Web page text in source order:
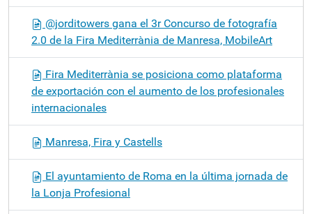
@jorditowers gana el 3r Concurso de fotografía
2.0 de la Fira Mediterrània de Manresa, MobileArt
Fira Mediterrània se posiciona como plataforma
de exportación con el aumento de los profesionales
internacionales
Manresa, Fira y Castells
El ayuntamiento de Roma en la última jornada de
la Lonja Profesional